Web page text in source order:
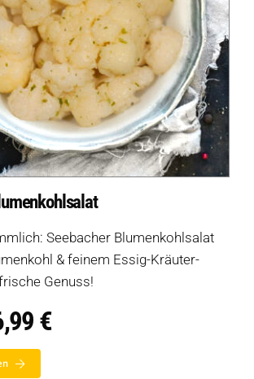
Seebacher Blumenkohlsalat
& feinem Essig-Kräuter-
Genuss!
€Preisspanne:
1,95 €